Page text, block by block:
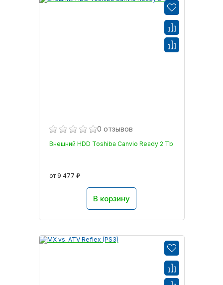
0 отзывов
Внешний HDD Toshiba Canvio Ready 2 Tb
от 9 477 ₽
В корзину